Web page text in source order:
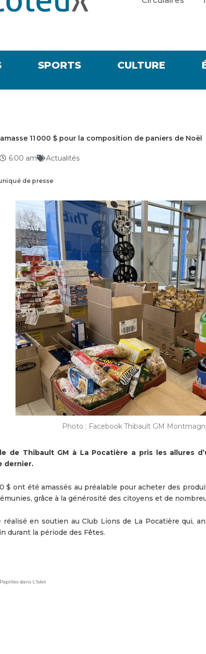
SPORTS CULTURE
11 000 $ pour la composition de paniers de Noël
6:00 am Actualités
de presse
Photo : Facebook Thibault GM
de Thibault GM à La Pocatière a pris les allures
dernier.
$ ont été amassés au préalable pour acheter des
grâce à la générosité des citoyens et de
réalisé en soutien au Club Lions de La Pocatière qui,
durant la période des Fêtes.
dans L’Islet